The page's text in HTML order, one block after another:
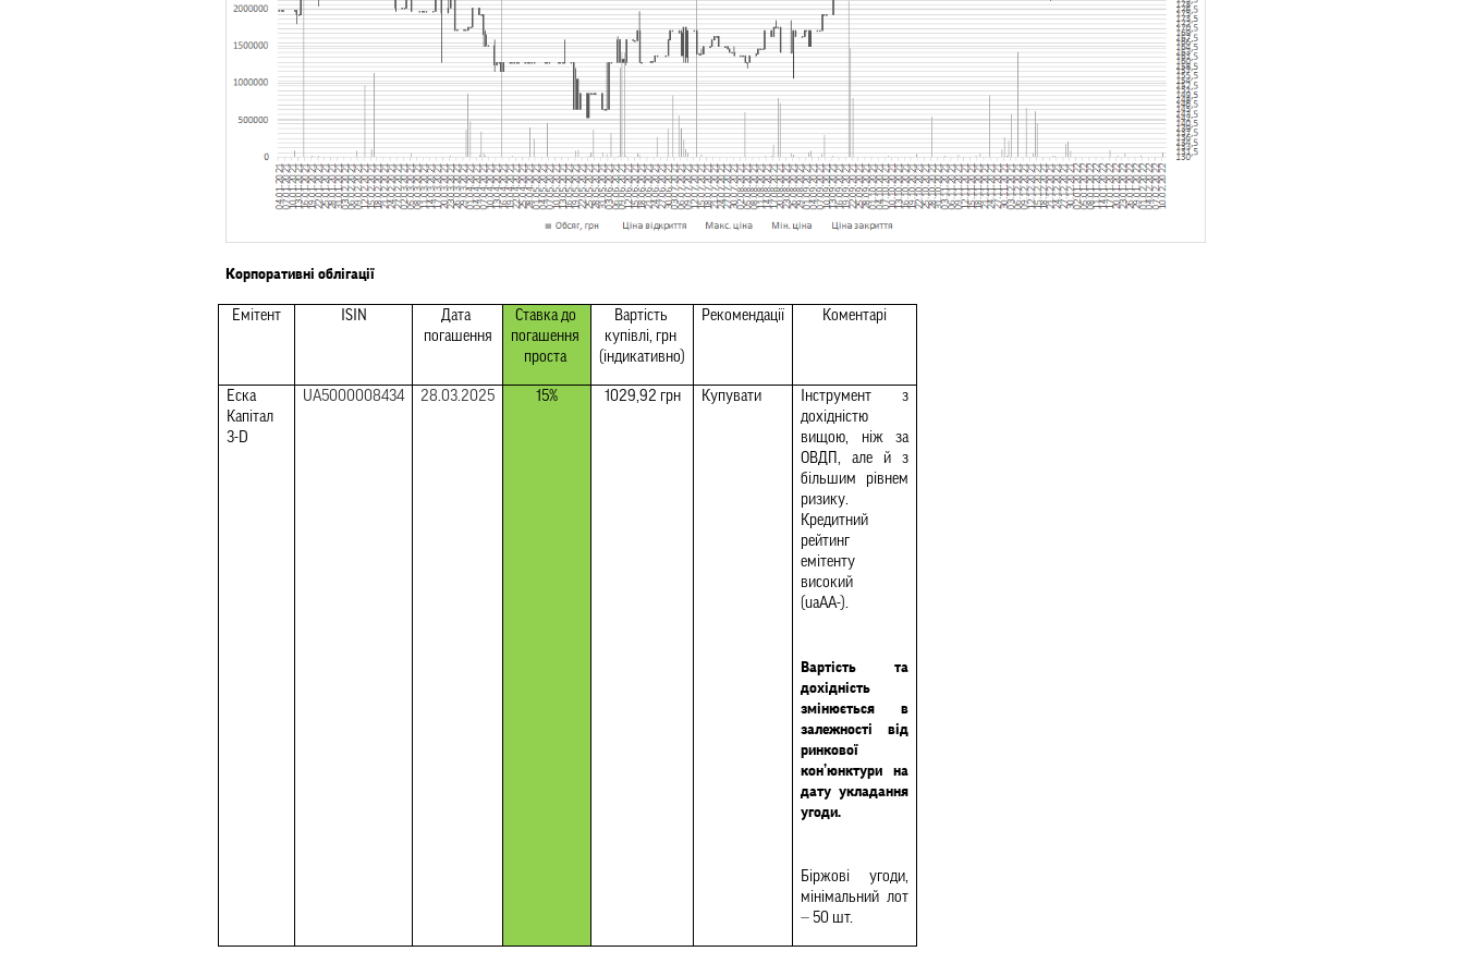
Корпоративні облігації
Емітент ISIN
Дата
погашення
Ставка до
погашення
проста
Вартість
купівлі, грн
(індикативно)
Рекомендації Коментарі
Еска
Капітал
3-D
UA5000008434 28.03.2025 15% 1029,92 грн Купувати
Інструмент з
дохідністю
вищою, ніж за
ОВДП, але й з
більшим рівнем
ризику.
Кредитний
рейтинг
емітенту
високий
(uaAA-).
Вартість та
дохідність
змінюється в
залежності від
ринкової
кон’юнктури на
дату укладання
угоди.
Біржові угоди,
— 50 шт.